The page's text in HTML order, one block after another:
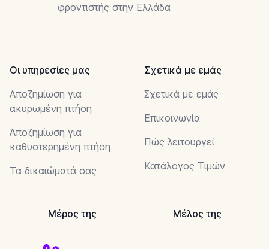
φροντιστής στην Ελλάδα
Οι υπηρεσίες μας
Αποζημίωση για
ακυρωμένη πτήση
Αποζημίωση για
καθυστερημένη πτήση
Τα δικαιώματά σας
Σχετικά με εμάς
Σχετικά με εμάς
Επικοινωνία
Πώς λειτουργεί
Κατάλογος Τιμών
Μέρος της Μέλος της